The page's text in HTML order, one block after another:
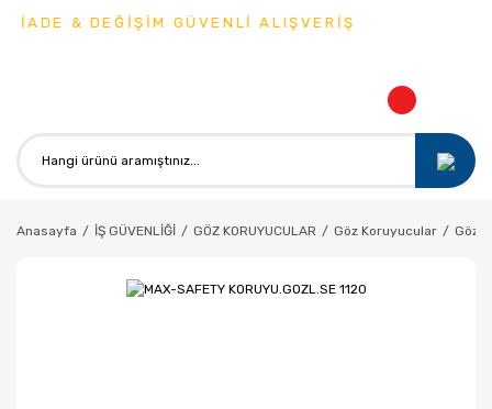
İADE & DEĞİŞİM GÜVENLİ ALIŞVERİŞ
Anasayfa İŞ GÜVENLİĞİ GÖZ KORUYUCULAR Göz Koruyucular